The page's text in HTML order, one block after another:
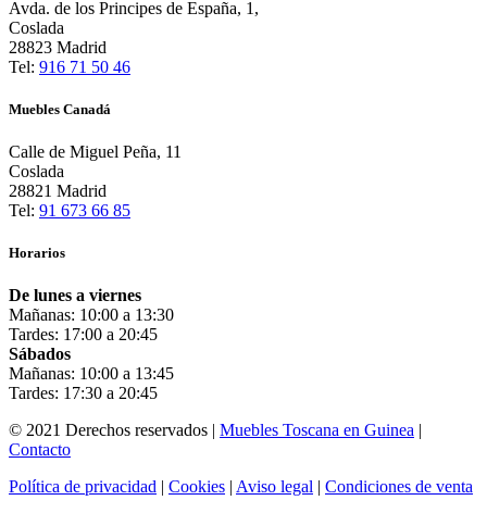
Avda. de los Principes de España, 1,
Coslada
28823 Madrid
Tel: 916 71 50 46
Muebles Canadá
Calle de Miguel Peña, 11
Coslada
28821 Madrid
Tel: 91 673 66 85
Horarios
De lunes a viernes
Mañanas: 10:00 a 13:30
Tardes: 17:00 a 20:45
Sábados
Mañanas: 10:00 a 13:45
Tardes: 17:30 a 20:45
© 2021 Derechos reservados | Muebles Toscana en Guinea |
Contacto
Política de privacidad | Cookies | Aviso legal | Condiciones de venta